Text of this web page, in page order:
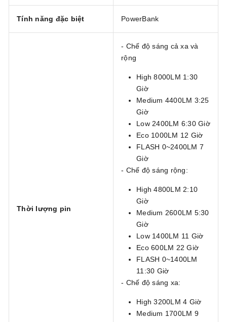
Tính năng đặc biệt PowerBank
Thời lượng pin
- Chế độ sáng cả xa và
rộng
High 8000LM 1:30
Giờ
Medium 4400LM 3:25
Giờ
Low 2400LM 6:30 Giờ
Eco 1000LM 12 Giờ
FLASH 0~2400LM 7
Giờ
- Chế độ sáng rộng:
High 4800LM 2:10
Giờ
Medium 2600LM 5:30
Giờ
Low 1400LM 11 Giờ
Eco 600LM 22 Giờ
FLASH 0~1400LM
11:30 Giờ
- Chế độ sáng xa:
High 3200LM 4 Giờ
Medium 1700LM 9